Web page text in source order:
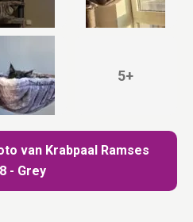
van Krabpaal Ramses
- Grey
5+